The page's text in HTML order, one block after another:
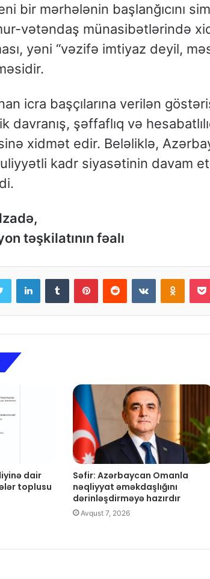
bir mərhələnin başlanğıcını
vətəndaş münasibətlərində
yəni “vəzifə imtiyaz deyil,
icra başçılarına verilən
davranış, şəffaflıq və
xidmət edir. Beləliklə,
kadr siyasətinin davam
təşkilatının fəalı
dair
toplusu
Səfir: Azərbaycan Omanla
nəqliyyat əməkdaşlığını
dərinləşdirməyə hazırdır
Avqust 7, 2026